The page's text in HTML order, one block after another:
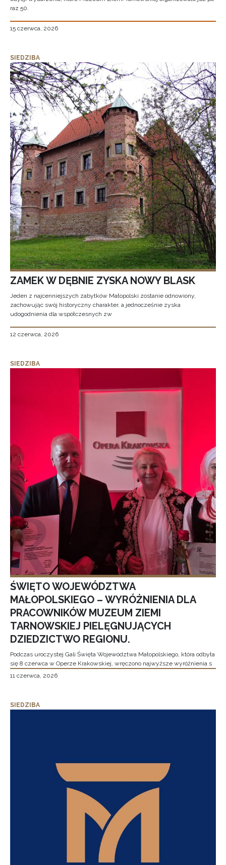
raz 50.
15 czerwca, 2026
SIEDZIBA
ZAMEK W DĘBNIE ZYSKA NOWY BLASK
Jeden z najcenniejszych zabytków Małopolski zostanie odnowiony,
zachowując swój historyczny charakter, a jednocześnie zyska
udogodnienia dla współczesnych zw
12 czerwca, 2026
SIEDZIBA
ŚWIĘTO WOJEWÓDZTWA
MAŁOPOLSKIEGO – WYRÓŻNIENIA DLA
PRACOWNIKÓW MUZEUM ZIEMI
TARNOWSKIEJ PIELĘGNUJĄCYCH
DZIEDZICTWO REGIONU.
Podczas uroczystej Gali Święta Województwa Małopolskiego, która odbyła
się 8 czerwca w Operze Krakowskiej, wręczono najwyższe wyróżnienia s
11 czerwca, 2026
SIEDZIBA